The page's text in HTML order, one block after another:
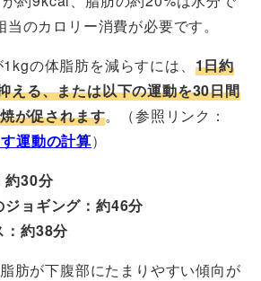
のカロリー消費が必要です。
の体脂肪を減らすには、 1日約
える、または以下の運動を30日間
が促されます。（参照リンク：
運動の計算）
約30分
ジョギング：約46分
：約38分
肪が下腹部にたまりやすい傾向が